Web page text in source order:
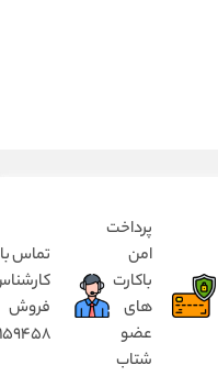
پرداخت
امن
باکارت
های
عضو
شتاب
تماس با
فروش